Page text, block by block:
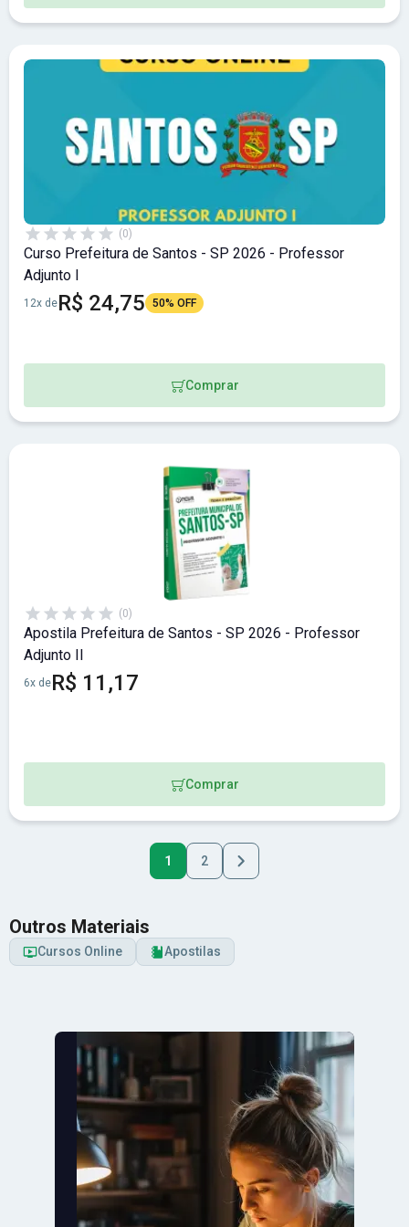
(0)
Curso Prefeitura de Santos - SP 2026 - Professor
Adjunto I
12x deR$ 24,75 50% OFF
Comprar
(0)
Apostila Prefeitura de Santos - SP 2026 - Professor
Adjunto II
6x deR$ 11,17
Comprar
1 2
Outros Materiais
Cursos Online Apostilas